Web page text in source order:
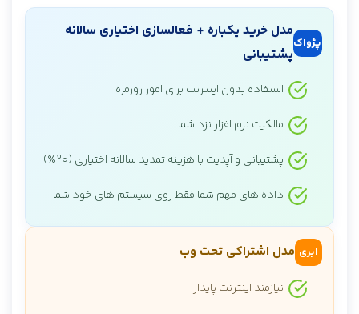
پژواک
مدل خرید یکباره + فعالسازی اختیاری سالانه
پشتیبانی
استفاده بدون اینترنت برای امور روزمره
مالکیت نرم افزار نزد شما
پشتیبانی و آپدیت با هزینه تمدید سالانه اختیاری (۲۰٪)
داده های مهم شما فقط روی سیستم های خود شما
ابری مدل اشتراکی تحت وب
نیازمند اینترنت پایدار